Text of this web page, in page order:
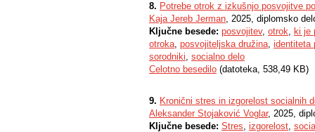
8. Potrebe otrok z izkušnjo posvojitve
Kaja Jereb Jerman, 2025, diplomsko
Ključne besede: posvojitev, otrok, ki je
otroka, posvojiteljska družina, identiteta
sorodniki, socialno delo
Celotno besedilo (datoteka, 538,49 KB)
9. Kronični stres in izgorelost socialnih
Aleksander Stojaković Voglar, 2025,
Ključne besede: Stres, izgorelost,